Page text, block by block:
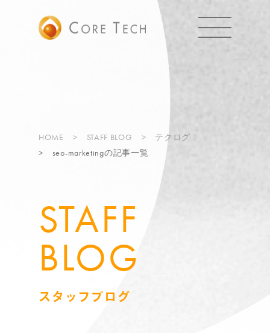
HOME STAFF BLOG
テクログ
seo-marketingの記事一覧
STAFF
BLOG
スタッフブログ